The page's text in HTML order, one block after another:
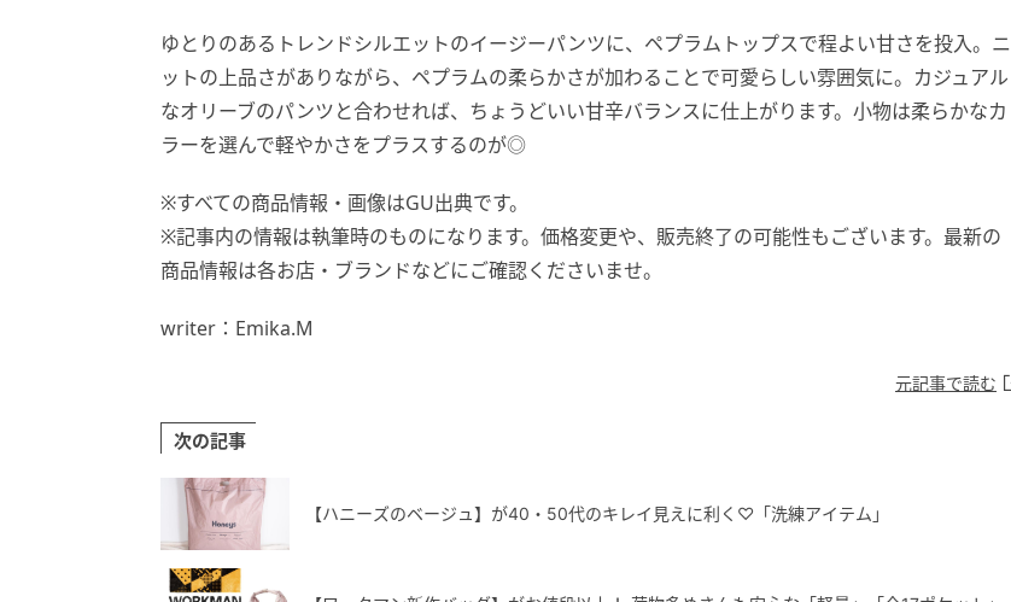
ゆとりのあるトレンドシルエットのイージーパンツに、ペプラムトップスで程よい甘さを投入。ニ
ットの上品さがありながら、ペプラムの柔らかさが加わることで可愛らしい雰囲気に。カジュアル
なオリーブのパンツと合わせれば、ちょうどいい甘辛バランスに仕上がります。小物は柔らかなカ
ラーを選んで軽やかさをプラスするのが◎
※すべての商品情報・画像はGU出典です。
※記事内の情報は執筆時のものになります。価格変更や、販売終了の可能性もございます。最新の
商品情報は各お店・ブランドなどにご確認くださいませ。
writer：Emika.M
元記事で読む
次の記事
【ハニーズのベージュ】が40・50代のキレイ見えに利く♡「洗練アイテム」